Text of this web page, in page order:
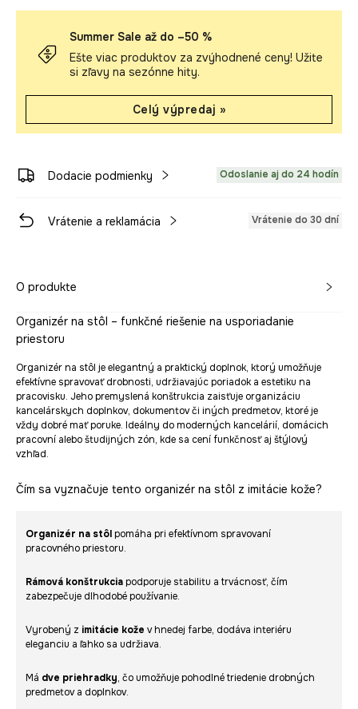
Summer Sale až do –50 %
Ešte viac produktov za zvýhodnené ceny! Užite
si zľavy na sezónne hity.
Celý výpredaj »
Dodacie podmienky Odoslanie aj do 24 hodín
Vrátenie a reklamácia Vrátenie do 30 dní
O produkte
Organizér na stôl – funkčné riešenie na usporiadanie
priestoru
Organizér na stôl je elegantný a praktický doplnok, ktorý umožňuje
efektívne spravovať drobnosti, udržiavajúc poriadok a estetiku na
pracovisku. Jeho premyslená konštrukcia zaisťuje organizáciu
kancelárskych doplnkov, dokumentov či iných predmetov, ktoré je
vždy dobré mať poruke. Ideálny do moderných kancelárií, domácich
pracovní alebo študijných zón, kde sa cení funkčnosť aj štýlový
vzhľad.
Čím sa vyznačuje tento organizér na stôl z imitácie kože?
Organizér na stôl pomáha pri efektívnom spravovaní
pracovného priestoru.
Rámová konštrukcia podporuje stabilitu a trvácnosť, čím
zabezpečuje dlhodobé používanie.
Vyrobený z imitácie kože v hnedej farbe, dodáva interiéru
eleganciu a ľahko sa udržiava.
Má dve priehradky, čo umožňuje pohodlné triedenie drobných
predmetov a doplnkov.